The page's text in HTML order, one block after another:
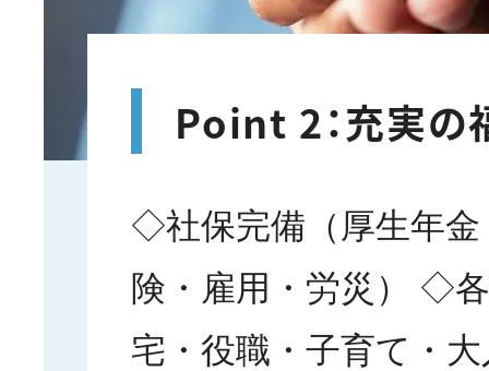
Point 2：充実の
◇社保完備（厚生年金
険・雇用・労災） ◇
宅・役職・子育て・